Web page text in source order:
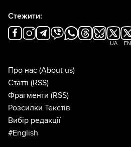
Стежити:
UA EN
Про нас (About us)
Статті (RSS)
Фрагменти (RSS)
Розсилки Текстів
Вибір редакції
#English